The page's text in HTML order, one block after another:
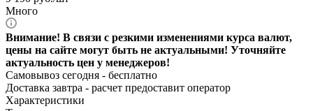
Много
Внимание! В связи с резкими изменениями курса валют,
цены на сайте могут быть не актуальными! Уточняйте
актуальность цен у менеджеров!
Самовывоз сегодня - бесплатно
Доставка завтра - расчет предоставит оператор
Характеристики